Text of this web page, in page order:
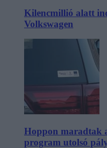
Kilencmillió alatt
Volkswagen
Hoppon maradtak
program utolsó